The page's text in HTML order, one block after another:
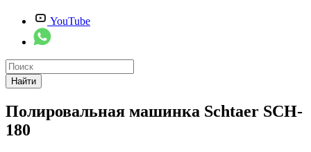
YouTube
Найти
Полировальная машинка Schtaer SCH-
180